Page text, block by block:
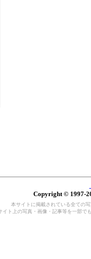
Copyright © 1997-
本サイトに掲載されている全ての
イト上の写真・画像・記事等を一部で